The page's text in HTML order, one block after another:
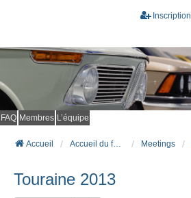
Inscription
FAQ Membres L’équipe
Accueil Accueil du forum Meetings
Touraine 2013